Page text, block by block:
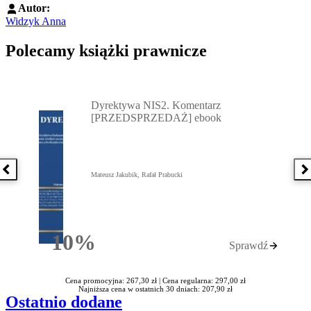
Autor:
Widzyk Anna
Polecamy książki prawnicze
Poprzednia książka
10%Rabatu
Dyrektywa NIS2. Komentarz
[PRZEDSPRZEDAŻ] ebook
Mateusz Jakubik, Rafał Prabucki
Sprawdź
Cena promocyjna: 267,30 zł | Cena regularna: 297,00 zł
Najniższa cena w ostatnich 30 dniach: 207,90 zł
Ostatnio dodane